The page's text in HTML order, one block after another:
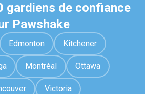
gardiens de confiance
Pawshake
Edmonton Kitchener
Montréal Ottawa
Victoria